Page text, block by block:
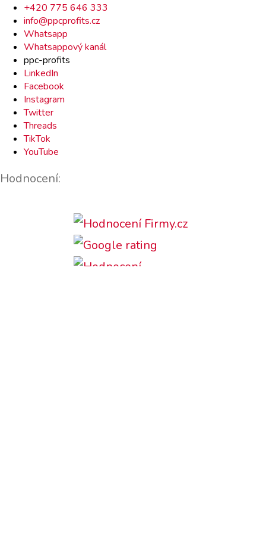
Rychlý
kontakt
+420 775 646 333
info@ppcprofits.cz
Whatsapp
Whatsappový kanál
ppc-profits
LinkedIn
Facebook
Instagram
Twitter
Threads
TikTok
YouTube
Hodnocení: